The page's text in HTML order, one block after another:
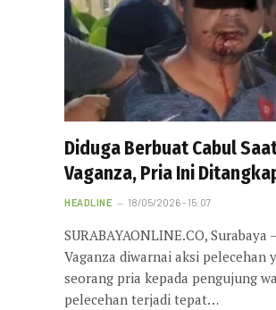
Diduga Berbuat Cabul
Vaganza, Pria Ini
HEADLINE 18/05/2026 - 15:07
SURABAYAONLINE.CO, Surabaya
Vaganza diwarnai aksi pelecehan
seorang pria kepada pengujung
pelecehan terjadi tepat…